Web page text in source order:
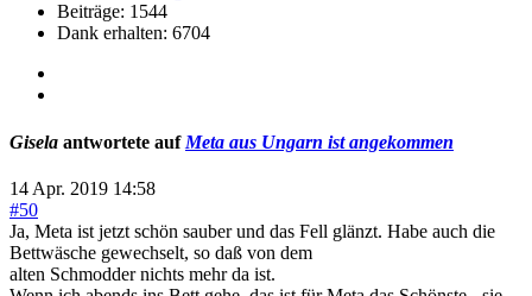
Beiträge: 1544
Dank erhalten: 6704
Gisela antwortete auf Meta aus Ungarn ist angekommen
14 Apr. 2019 14:58
#50
Ja, Meta ist jetzt schön sauber und das Fell glänzt. Habe auch die
Bettwäsche gewechselt, so daß von dem
alten Schmodder nichts mehr da ist.